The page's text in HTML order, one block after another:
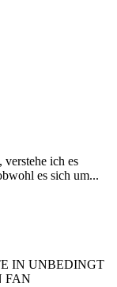
ich es
es sich um...
IN UNBEDINGT
FAN